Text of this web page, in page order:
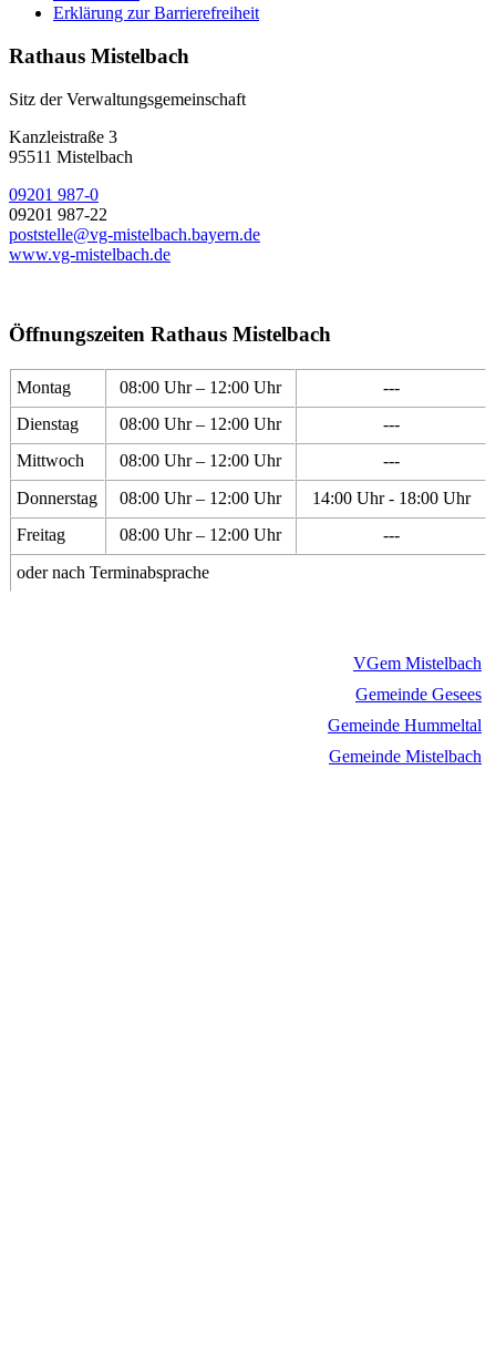
Erklärung zur Barrierefreiheit
Rathaus Mistelbach
Sitz der Verwaltungsgemeinschaft
Kanzleistraße 3
95511 Mistelbach
09201 987-0
09201 987-22
poststelle@vg-mistelbach.bayern.de
www.vg-mistelbach.de
Öffnungszeiten Rathaus Mistelbach
Montag 08:00 Uhr – 12:00 Uhr
---
Dienstag
08:00 Uhr – 12:00 Uhr
---
Mittwoch
08:00 Uhr – 12:00 Uhr
---
Donnerstag
08:00 Uhr – 12:00 Uhr
14:00 Uhr - 18:00 Uhr
Freitag
08:00 Uhr – 12:00 Uhr
---
oder nach Terminabsprache
VGem Mistelbach
Gemeinde Gesees
Gemeinde Hummeltal
Gemeinde Mistelbach